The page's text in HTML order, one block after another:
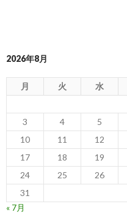
2026年8月
月 火 水
3
4 5
10
11 12
17
18 19
24
25 26
31
« 7月